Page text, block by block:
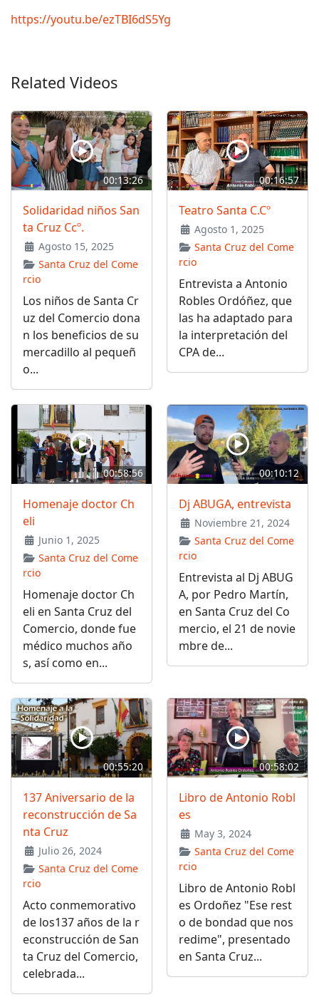
https://youtu.be/ezTBI6dS5Yg
Related Videos
00:13:26
Solidaridad niños San
ta Cruz Ccº.
Agosto 15, 2025
Santa Cruz del Come
rcio
Los niños de Santa Cr
uz del Comercio dona
n los beneficios de su
mercadillo al pequeñ
o...
00:16:57
Teatro Santa C.Cº
Agosto 1, 2025
Santa Cruz del Come
rcio
Entrevista a Antonio
Robles Ordóñez, que
las ha adaptado para
la interpretación del
CPA de...
00:58:56
Homenaje doctor Ch
eli
Junio 1, 2025
Santa Cruz del Come
rcio
Homenaje doctor Ch
eli en Santa Cruz del
Comercio, donde fue
médico muchos año
s, así como en...
00:10:12
Dj ABUGA, entrevista
Noviembre 21, 2024
Santa Cruz del Come
rcio
Entrevista al Dj ABUG
A, por Pedro Martín,
en Santa Cruz del Co
mercio, el 21 de novie
mbre de...
00:55:20
137 Aniversario de la
reconstrucción de Sa
nta Cruz
Julio 26, 2024
Santa Cruz del Come
rcio
Acto conmemorativo
de los137 años de la r
econstrucción de San
ta Cruz del Comercio,
celebrada...
00:58:02
Libro de Antonio Robl
es
May 3, 2024
Santa Cruz del Come
rcio
Libro de Antonio Robl
es Ordoñez "Ese rest
o de bondad que nos
redime", presentado
en Santa Cruz...